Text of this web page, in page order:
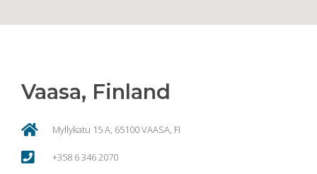
Vaasa, Finland
Myllykatu 15 A, 65100 VAASA, FI
+358 6 346 2070